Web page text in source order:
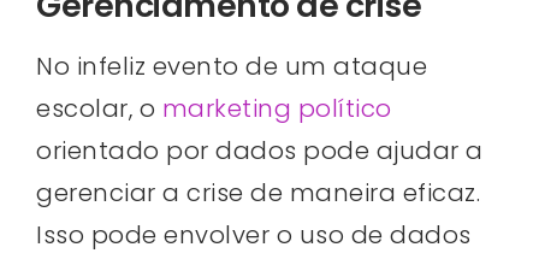
No infeliz evento de um ataque
escolar, o marketing político
orientado por dados pode ajudar a
gerenciar a crise de maneira eficaz.
Isso pode envolver o uso de dados